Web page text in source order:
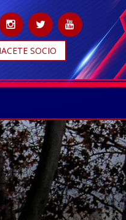
SOCIO